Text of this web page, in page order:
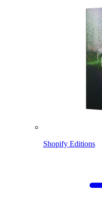
Shopify Editions